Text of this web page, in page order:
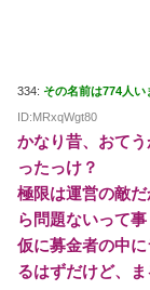
334: その名前は774人
ID:MRxqWgt80
かなり昔、おて
ったっけ？
極限は運営の敵
ら問題ないって事
仮に募金者の中
るはずだけど、